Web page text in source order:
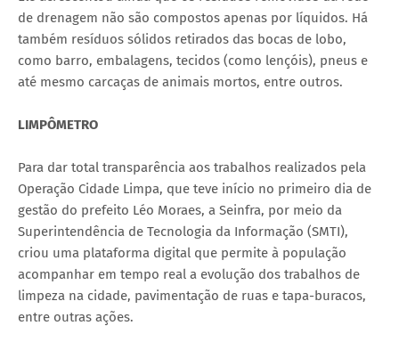
de drenagem não são compostos apenas por líquidos. Há
também resíduos sólidos retirados das bocas de lobo,
como barro, embalagens, tecidos (como lençóis), pneus e
até mesmo carcaças de animais mortos, entre outros.
LIMPÔMETRO
Para dar total transparência aos trabalhos realizados pela
Operação Cidade Limpa, que teve início no primeiro dia de
gestão do prefeito Léo Moraes, a Seinfra, por meio da
Superintendência de Tecnologia da Informação (SMTI),
criou uma plataforma digital que permite à população
acompanhar em tempo real a evolução dos trabalhos de
limpeza na cidade, pavimentação de ruas e tapa-buracos,
entre outras ações.